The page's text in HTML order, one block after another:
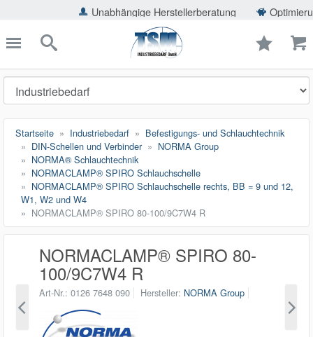
Unabhängige Herstellerberatung Optimierung
schließen
Suche
Startseite Industriebedarf
Befestigungs- und Schlauchtechnik
DIN-Schellen und Verbinder
NORMA Group
NORMA® Schlauchtechnik
NORMACLAMP® SPIRO Schlauchschelle
NORMACLAMP® SPIRO Schlauchschelle rechts, BB = 9 und 12,
W1, W2 und W4
NORMACLAMP® SPIRO 80-100/9C7W4 R
NORMACLAMP® SPIRO 80-
100/9C7W4 R
Art-Nr. 0126 7648 090 Hersteller NORMA Group